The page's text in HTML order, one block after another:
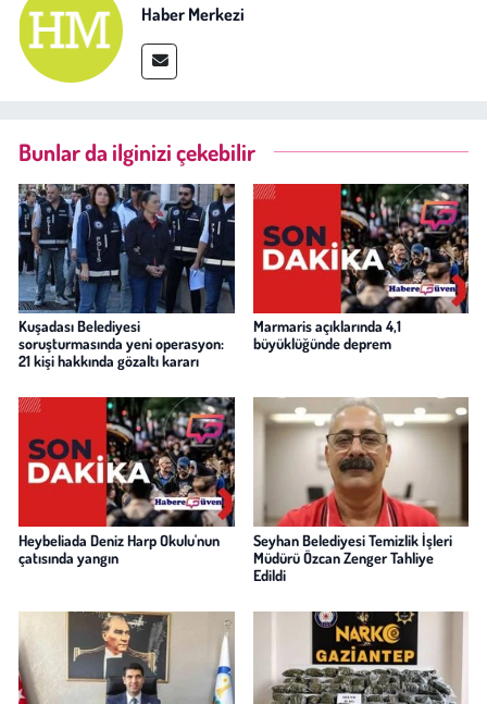
Haber Merkezi
Bunlar da ilginizi çekebilir
Kuşadası Belediyesi
soruşturmasında yeni operasyon:
21 kişi hakkında gözaltı kararı
Marmaris açıklarında 4,1
büyüklüğünde deprem
Heybeliada Deniz Harp Okulu'nun
çatısında yangın
Seyhan Belediyesi Temizlik İşleri
Müdürü Özcan Zenger Tahliye
Edildi